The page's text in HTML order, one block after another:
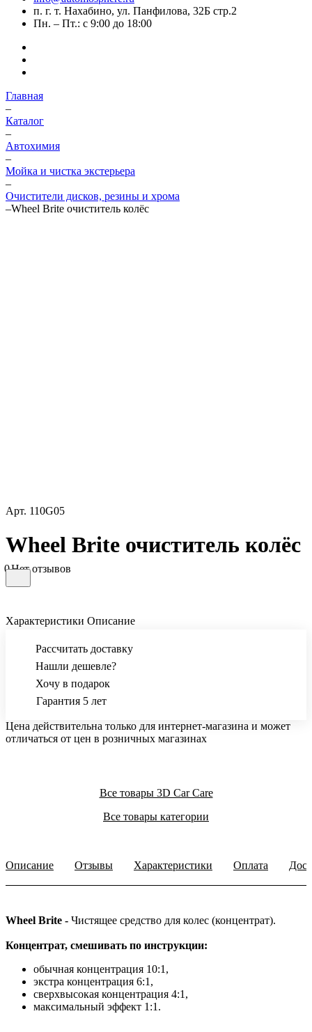
п. г. т. Нахабино, ул. Панфилова, 32Б стр.2
Пн. – Пт.: с 9:00 до 18:00
Главная
–
Каталог
–
Автохимия
–
Мойка и чистка экстерьера
–
Очистители дисков, резины и хрома
–Wheel Brite очиститель колёс
Арт. 110G05
Wheel Brite очиститель колёс
0Нет отзывов
Характеристики Описание
Рассчитать доставку
Нашли дешевле?
Хочу в подарок
Гарантия 5 лет
Цена действительна только для интернет-магазина и может
отличаться от цен в розничных магазинах
Все товары 3D Car Care
Все товары категории
Описание Отзывы Характеристики Оплата
Wheel Brite - Чистящее средство для колес (концентрат).
Концентрат, смешивать по инструкции:
обычная концентрация 10:1,
экстра концентрация 6:1,
сверхвысокая концентрация 4:1,
максимальный эффект 1:1.